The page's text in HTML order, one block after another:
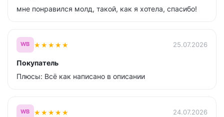
мне понравился молд, такой, как я хотела, спасибо!
WB ★★★★★ 25.07.2026
Покупатель
Плюсы: Всё как написано в описании
WB ★★★★★ 24.07.2026